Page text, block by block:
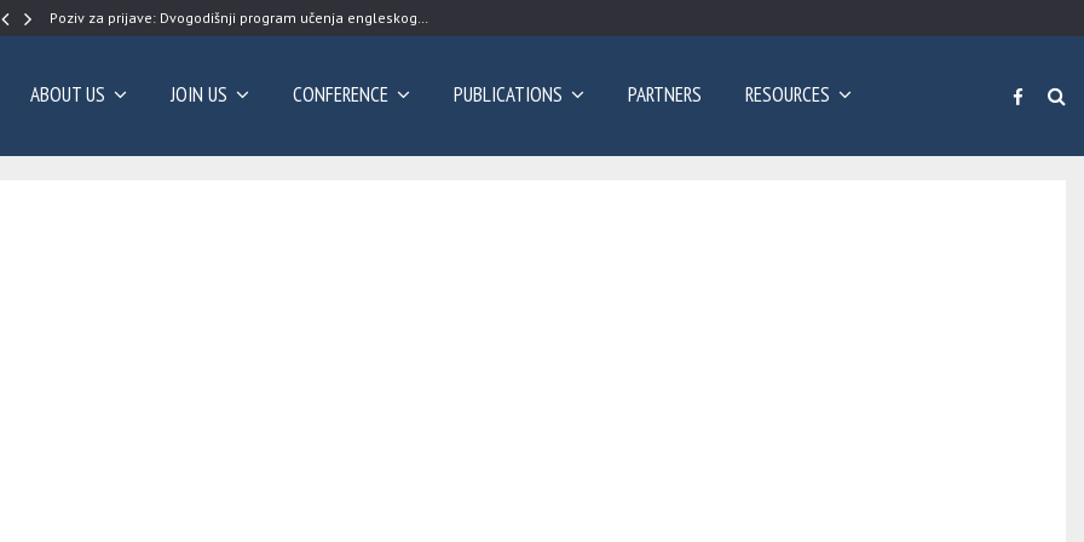
Poziv za prijave: Dvogodišnji program učenja engleskog…
ABOUT US JOIN US CONFERENCE PUBLICATIONS PARTNERS RESOURCES